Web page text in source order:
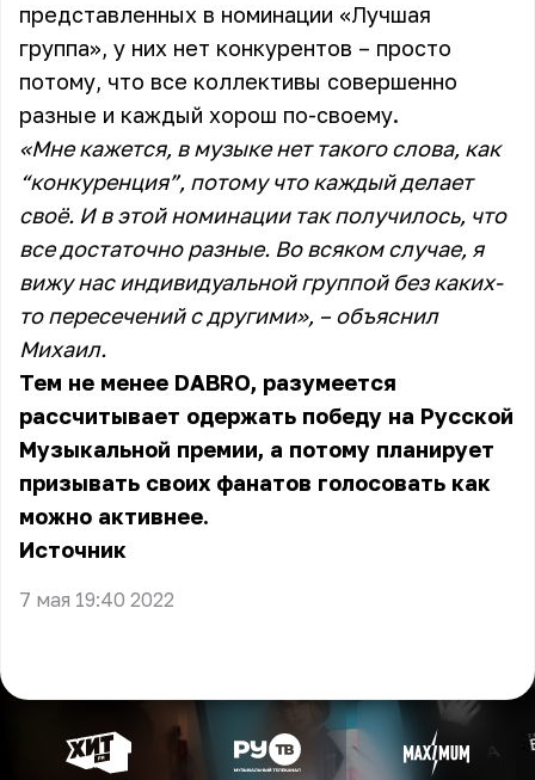
представленных в номинации «Лучшая
группа», у них нет конкурентов – просто
потому, что все коллективы совершенно
разные и каждый хорош по-своему.
«Мне кажется, в музыке нет такого слова, как
“конкуренция”, потому что каждый делает
своё. И в этой номинации так получилось, что
все достаточно разные. Во всяком случае, я
вижу нас индивидуальной группой без каких-
то пересечений с другими», – объяснил
Михаил.
Тем не менее DABRO, разумеется
рассчитывает одержать победу на Русской
Музыкальной премии, а потому планирует
призывать своих фанатов голосовать как
можно активнее.
Источник
7 мая 19:40 2022